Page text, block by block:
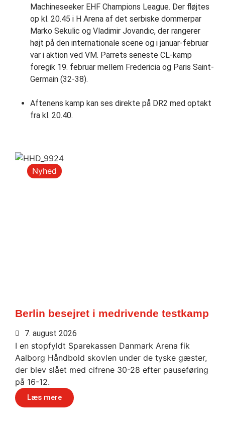
Machineseeker EHF Champions League. Der fløjtes
op kl. 20.45 i H Arena af det serbiske dommerpar
Marko Sekulic og Vladimir Jovandic, der rangerer
højt på den internationale scene og i januar-februar
var i aktion ved VM. Parrets seneste CL-kamp
foregik 19. februar mellem Fredericia og Paris Saint-
Germain (32-38).
Aftenens kamp kan ses direkte på DR2 med optakt
fra kl. 20.40.
Nyhed
Berlin besejret i medrivende testkamp
7. august 2026
I en stopfyldt Sparekassen Danmark Arena fik
Aalborg Håndbold skovlen under de tyske gæster,
der blev slået med cifrene 30-28 efter pauseføring
på 16-12.
Læs mere